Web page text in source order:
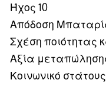
Ήχος 10
Απόδοση
Σχέση ποιότητας
Αξία
Κοινωνικό